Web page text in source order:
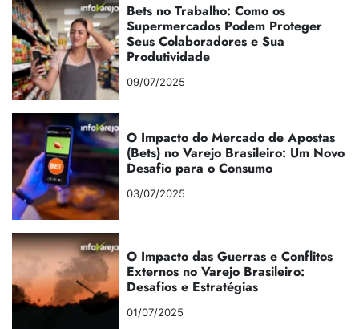
Bets no Trabalho: Como os
Supermercados Podem Proteger
Seus Colaboradores e Sua
Produtividade
09/07/2025
O Impacto do Mercado de Apostas
(Bets) no Varejo Brasileiro: Um Novo
Desafio para o Consumo
03/07/2025
O Impacto das Guerras e Conflitos
Externos no Varejo Brasileiro:
Desafios e Estratégias
01/07/2025